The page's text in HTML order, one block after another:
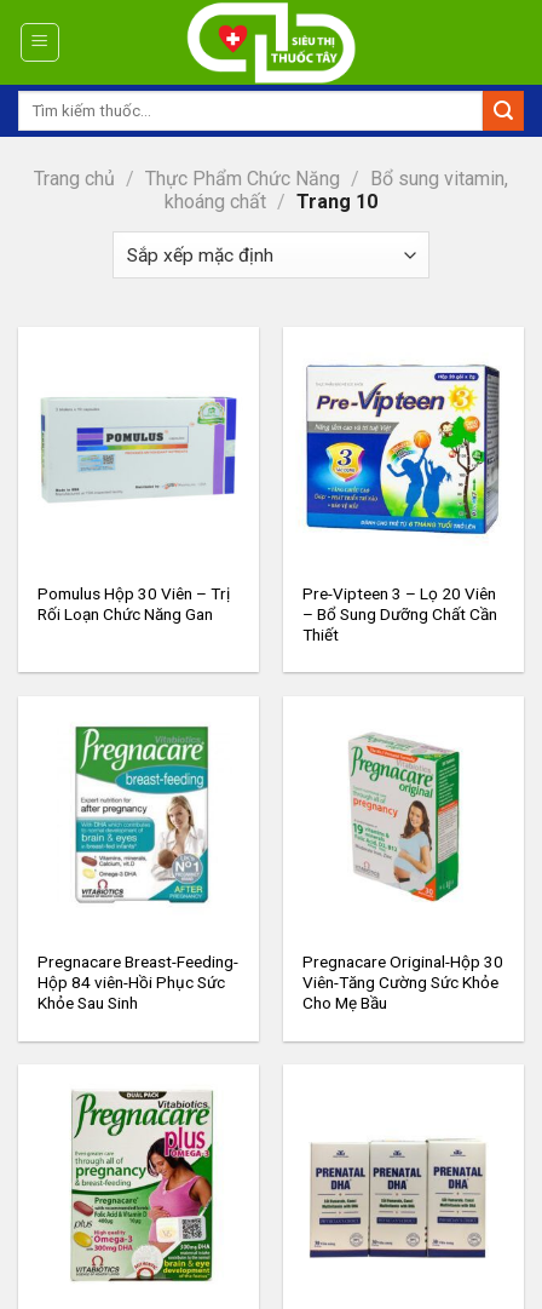
Tìm
Trang chủ / Thực Phẩm Chức Năng / Bổ sung vitamin,
khoáng chất / Trang 10
Pomulus Hộp 30 Viên – Trị
Rối Loạn Chức Năng Gan
Pre-Vipteen 3 – Lọ 20 Viên
– Bổ Sung Dưỡng Chất Cần
Thiết
Pregnacare Breast-Feeding-
Hộp 84 viên-Hồi Phục Sức
Khỏe Sau Sinh
Pregnacare Original-Hộp 30
Viên-Tăng Cường Sức Khỏe
Cho Mẹ Bầu